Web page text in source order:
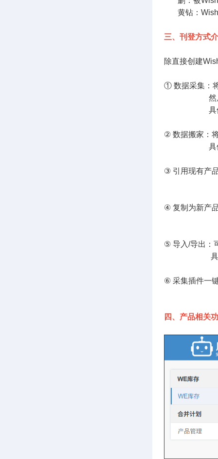
黄钻：Wish
三、刊登方式
除直接创建
① 数据采集：
然后认领到
具体流
② 数据搬家：
具体流
③ 引用现有产
④ 复制为新产
⑤ 导入/导出：
具体流
⑥ 采集插件一
四、产品相关